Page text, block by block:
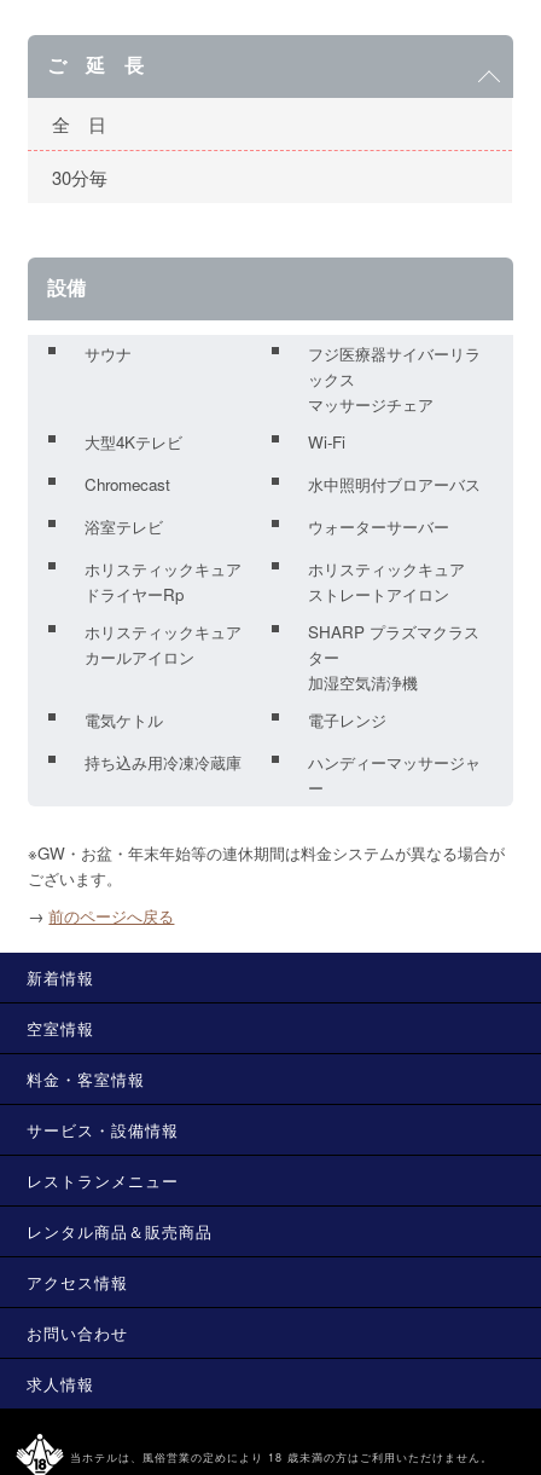
ご 延 長
全 日
30分毎
設備
サウナ
フジ医療器サイバーリラ
ックス
マッサージチェア
大型4Kテレビ
Wi-Fi
Chromecast
水中照明付ブロアーバス
浴室テレビ
ウォーターサーバー
ホリスティックキュア
ドライヤーRp
ホリスティックキュア
ストレートアイロン
ホリスティックキュア
カールアイロン
SHARP プラズマクラス
ター
加湿空気清浄機
電気ケトル
電子レンジ
持ち込み用冷凍冷蔵庫
ハンディーマッサージャ
ー
※GW・お盆・年末年始等の連休期間は料金システムが異なる場合が
ございます。
→ 前のページへ戻る
新着情報
空室情報
料金・客室情報
サービス・設備情報
レストランメニュー
レンタル商品＆販売商品
アクセス情報
お問い合わせ
求人情報
当ホテルは、風俗営業の定めにより 18 歳未満の方はご利用いただけません。